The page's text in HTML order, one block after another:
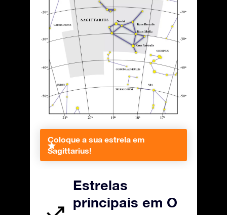
Coloque a sua estrela em
Sagittarius!
Estrelas
principais em O